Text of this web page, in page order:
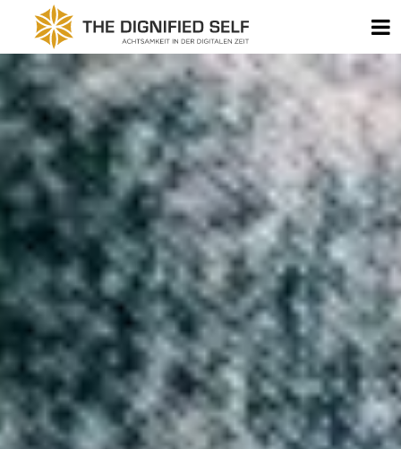
Zum Inhalt springen
THE DIGNIFIED
KOMMENTARNAVIGATION